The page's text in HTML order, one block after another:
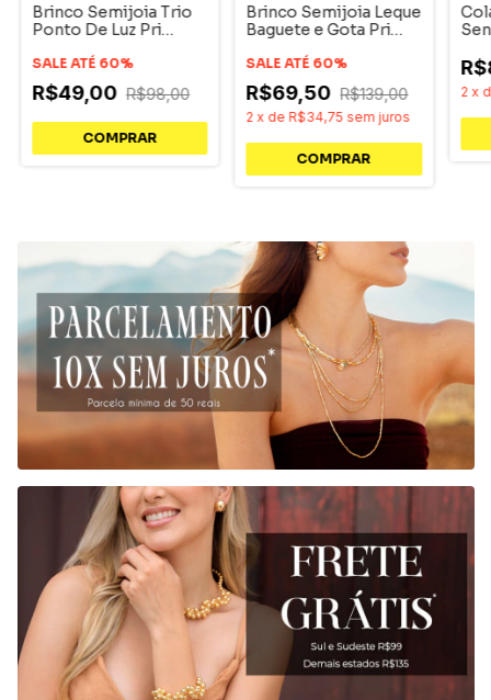
Brinco Semijoia Trio
Ponto De Luz Pri
SALE ATÉ 60%
R$49,00 R$98,00
COMPRAR
Brinco Semijoia Leque
Baguete e Gota Pri
SALE ATÉ 60%
R$69,50 R$139,00
2 x de R$34,75 sem juros
COMPRAR
2 x